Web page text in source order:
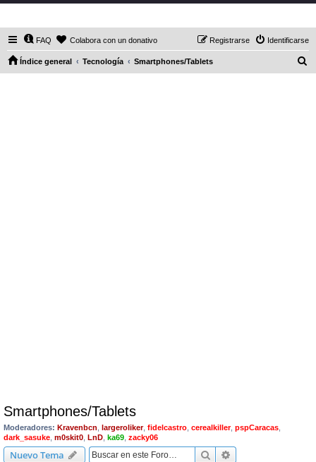
FAQ Colabora con un donativo Identificarse
Registrarse
Índice general Tecnología Smartphones/Tablets
Smartphones/Tablets
Moderadores: Kravenbcn largeroliker, fidelcastro cerealkiller, pspCaracas
dark_sasuke m0skit0 LnD ka69 zacky06
Nuevo Tema Buscar